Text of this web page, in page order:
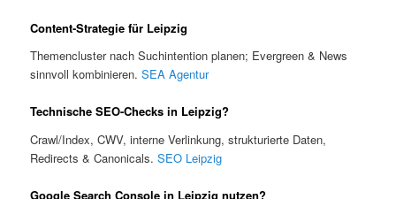
Content-Strategie für Leipzig
Themencluster nach Suchintention planen; Evergreen & News
sinnvoll kombinieren.SEA Agentur
Technische SEO-Checks in Leipzig?
Crawl/Index, CWV, interne Verlinkung, strukturierte Daten,
Redirects & Canonicals.SEO Leipzig
Google Search Console in Leipzig nutzen?